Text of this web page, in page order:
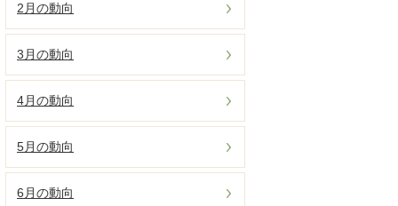
2月の動向
3月の動向
4月の動向
5月の動向
6月の動向